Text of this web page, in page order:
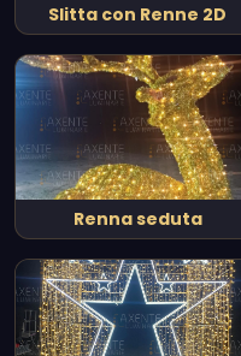
Slitta con Renne 2D
Renna seduta